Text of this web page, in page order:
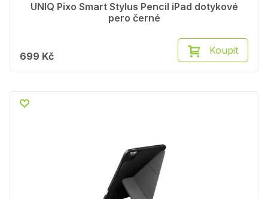
UNIQ Pixo Smart Stylus Pencil iPad dotykové
pero černé
699 Kč Koupit